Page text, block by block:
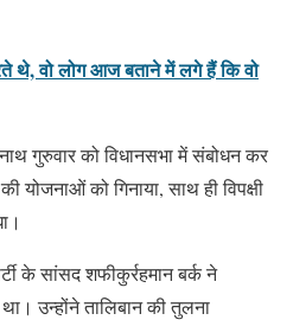
थे, वो लोग आज बताने में लगे हैं कि वो
गुरुवार को विधानसभा में संबोधन कर
योजनाओं को गिनाया, साथ ही विपक्षी
के सांसद शफीकुर्रहमान बर्क ने
उन्होंने तालिबान की तुलना